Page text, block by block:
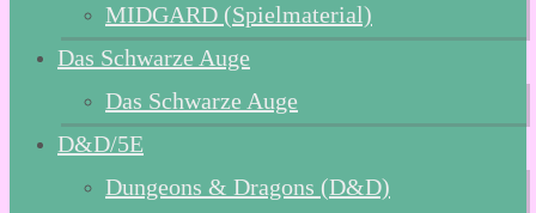
MIDGARD (Spielmaterial)
Das Schwarze Auge
Das Schwarze Auge
D&D/5E
Dungeons & Dragons (D&D)